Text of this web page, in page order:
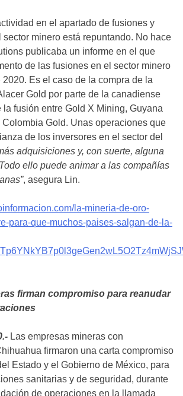
en el apartado de fusiones y
minero está repuntando. No hace
publicaba un informe en el que
de las fusiones en el sector minero
Es el caso de la compra de la
Gold por parte de la canadiense
la fusión entre Gold X Mining, Guyana
Gold. Unas operaciones que
de los inversores en el sector del
adquisiciones y, con suerte, alguna
ello puede animar a las compañías
, asegura Lin.
la-mineria-de-oro-
para-que-muchos-paises-salgan-de-la-
firman compromiso para reanudar
Las empresas mineras con
firmaron una carta compromiso
Estado y el Gobierno de México, para
sanitarias y de seguridad, durante
de operaciones en la llamada